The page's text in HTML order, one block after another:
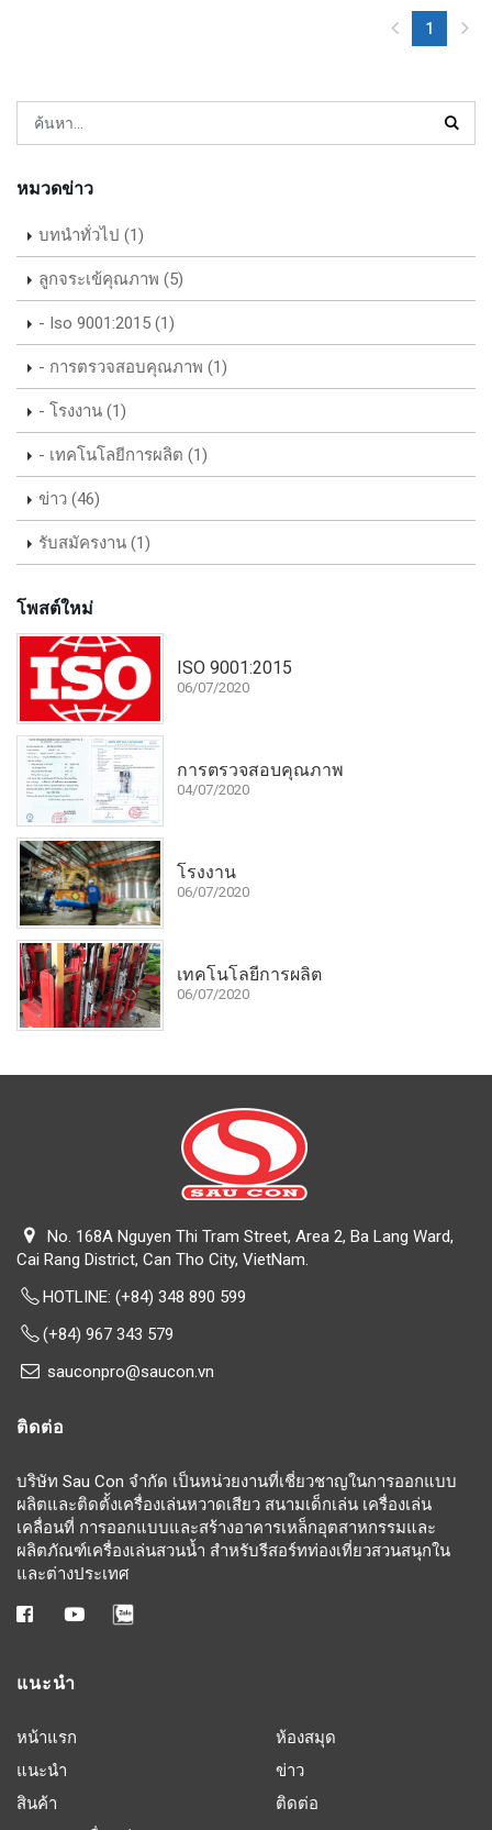
1(current)
หมวดข่าว
บทนำทั่วไป (1)
ลูกจระเข้คุณภาพ (5)
- Iso 9001:2015 (1)
- การตรวจสอบคุณภาพ (1)
- โรงงาน (1)
- เทคโนโลยีการผลิต (1)
ข่าว (46)
รับสมัครงาน (1)
โพสต์ใหม่
ISO 9001:2015
06/07/2020
การตรวจสอบคุณภาพ
04/07/2020
โรงงาน
06/07/2020
เทคโนโลยีการผลิต
06/07/2020
No. 168A Nguyen Thi Tram Street, Area 2, Ba Lang Ward,
Cai Rang District, Can Tho City, VietNam.
HOTLINE:(+84) 348 890 599
(+84) 967 343 579
sauconpro@saucon.vn
ติดต่อ
บริษัท Sau Con จำกัด เป็นหน่วยงานที่เชี่ยวชาญในการออกแบบ
ผลิตและติดตั้งเครื่องเล่นหวาดเสียว สนามเด็กเล่น เครื่องเล่น
เคลื่อนที่ การออกแบบและสร้างอาคารเหล็กอุตสาหกรรมและ
ผลิตภัณฑ์เครื่องเล่นสวนน้ำ สำหรับรีสอร์ทท่องเที่ยวสวนสนุกใน
และต่างประเทศ
แนะนำ
หน้าแรก
แนะนำ
สินค้า
ห้องสมุด
ข่าว
ติดต่อ